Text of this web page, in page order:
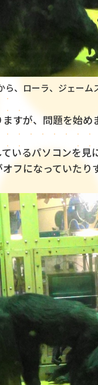
、ローラ、ジェーム
すが、問題を始め
いるパソコンを
フになっていたり